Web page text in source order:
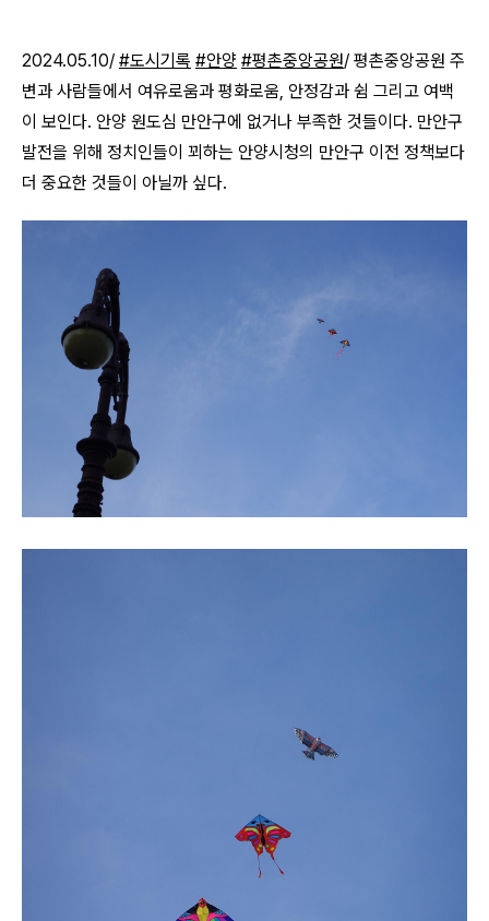
2024.05.10/ #도시기록 #안양 #평촌중앙공원/ 평촌중앙공원 주
변과 사람들에서 여유로움과 평화로움, 안정감과 쉼 그리고 여백
이 보인다. 안양 원도심 만안구에 없거나 부족한 것들이다. 만안구
발전을 위해 정치인들이 꾀하는 안양시청의 만안구 이전 정책보다
더 중요한 것들이 아닐까 싶다.